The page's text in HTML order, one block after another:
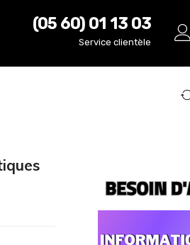
(05 60) 01 13 03
Service clientèle